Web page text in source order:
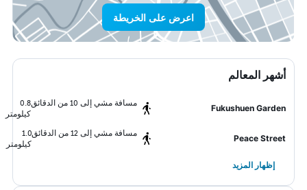
اعرض على الخريطة
أشهر المعالم
Fukushuen Garden
مسافة مشي إلى 10 من الدقائق
0.8
كيلومتر
Peace Street
مسافة مشي إلى 12 من الدقائق
1.0
كيلومتر
إظهار المزيد